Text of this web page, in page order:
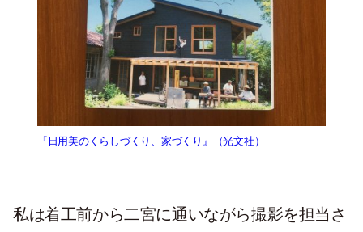
『日用美のくらしづくり、家づくり』（光文社）
私は着工前から二宮に通いながら撮影を担当さ